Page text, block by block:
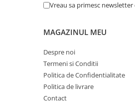
Vreau sa primesc
MAGAZINUL MEU
Despre noi
Termeni si Conditii
Politica de Confidentialitate
Politica de livrare
Contact